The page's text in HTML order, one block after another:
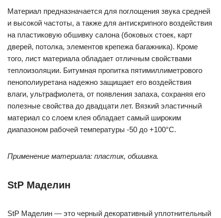
Материал предназначается для поглощения звука средней
и высокой частоты, а также для антискрипного воздействия
на пластиковую обшивку салона (боковых стоек, карт
дверей, потолка, элементов крепежа багажника). Кроме
того, лист материала обладает отличным свойствами
теплоизоляции. Битумная пропитка пятимиллиметрового
пенополиуретана надежно защищает его воздействия
влаги, ультрафиолета, от появления запаха, сохраняя его
полезные свойства до двадцати лет. Вязкий эластичный
материал со слоем клея обладает самый широким
диапазоном рабочей температуры -50 до +100°C.
Применение материала: пластик, обшивка.
StP Маделин
StP Маделин — это черный декоративный уплотнительный